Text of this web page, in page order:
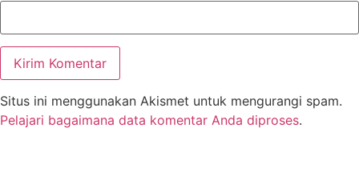
Situs ini menggunakan Akismet untuk mengurangi spam.
Pelajari bagaimana data komentar Anda diproses.